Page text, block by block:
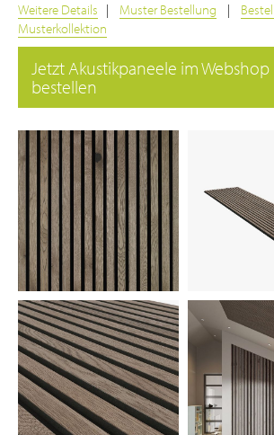
Weitere Details | Muster Bestellung |
Musterkollektion
Jetzt Akustikpaneele im Webshop
bestellen